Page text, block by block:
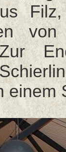
Zur
einem